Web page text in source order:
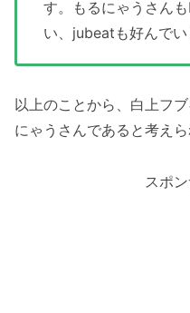
す。もるにゃうさん
い、jubeatも好んでい
以上のことから、白上フ
にゃうさんであると考えら
スポ